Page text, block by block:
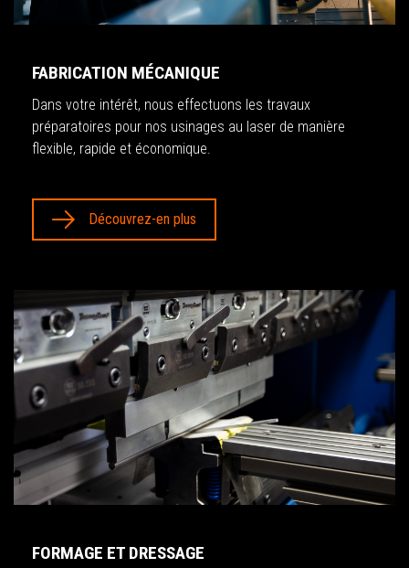
FABRICATION MÉCANIQUE
Dans votre intérêt, nous effectuons les travaux
préparatoires pour nos usinages au laser de manière
flexible, rapide et économique.
Découvrez-en plus
FORMAGE ET DRESSAGE